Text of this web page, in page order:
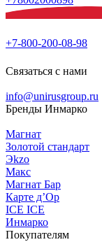
+7-800-200-08-98
Связаться с нами
info@unirusgroup.ru
Бренды Инмарко
Магнат
Золотой стандарт
Эkzо
Макс
Магнат Бар
Карте д’Ор
ICE ICE
Инмарко
Покупателям